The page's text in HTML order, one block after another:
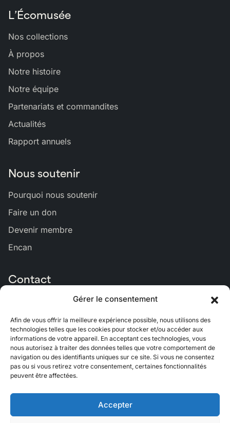
Gérer le consentement
Afin de vous offrir la meilleure expérience possible, nous utilisons des
technologies telles que les cookies pour stocker et/ou accéder aux
informations de votre appareil. En acceptant ces technologies, vous
nous autorisez à traiter des données telles que votre comportement de
navigation ou des identifiants uniques sur ce site. Si vous ne consentez
pas ou si vous retirez votre consentement, certaines fonctionnalités
peuvent être affectées.
Accepter
L’Écomusée
Nos collections
À propos
Notre histoire
Notre équipe
Partenariats et commandites
Actualités
Rapport annuels
Nous soutenir
Pourquoi nous soutenir
Faire un don
Devenir membre
Encan
Contact
Nous joindre
Lien
vers
Lien
vers
Lien
vers
Lien
vers
Lien
vers